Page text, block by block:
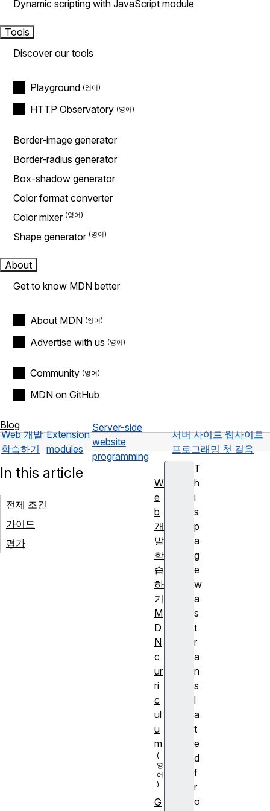
Dynamic scripting with JavaScript module
Tools
Discover our tools
Playground
HTTP Observatory
Border-image generator
Border-radius generator
Box-shadow generator
Color format converter
Color mixer
Shape generator
About
Get to know MDN better
About MDN
Advertise with us
Community
MDN on GitHub
Blog
Web 개발
학습하기
Extension
modules
Server-side
website
programming
서버 사이드 웹사이트
프로그래밍 첫 걸음
T
h
i
s
p
a
g
e
w
a
s
t
r
a
n
s
l
a
t
e
d
f
r
o
In this article
전제 조건
가이드
평가
W
e
b
개
발
학
습
하
기
M
D
N
c
ur
ri
c
ul
u
m
G